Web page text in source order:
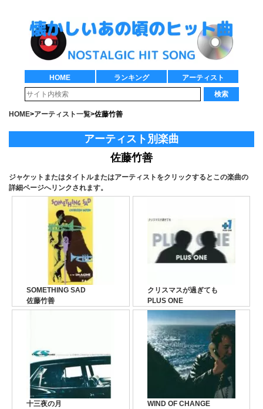
HOME ランキング
アーティスト
検索
HOME>アーティスト一覧>佐藤竹善
アーティスト別楽曲
佐藤竹善
ジャケットまたはタイトルまたはアーティストをクリックするとこの楽曲の
詳細ページへリンクされます。
SOMETHING SAD
佐藤竹善
クリスマスが過ぎても
PLUS ONE
十三夜の月
WIND OF CHANGE